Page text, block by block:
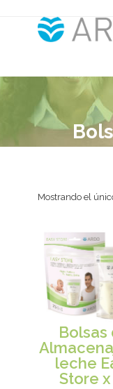
Mostrando el
Bolsas
leche
Store x